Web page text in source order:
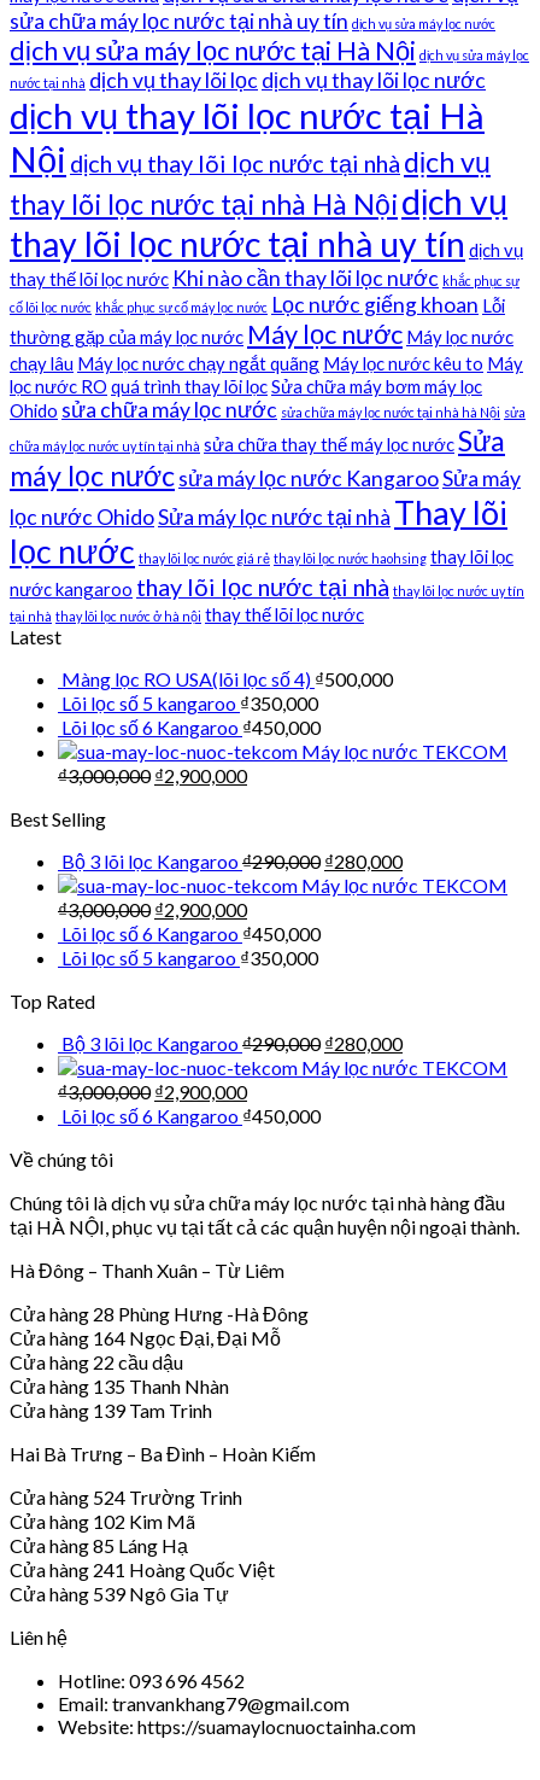
sửa chữa máy lọc nước tại nhà uy tín dịch vụ sửa máy lọc nước
dịch vụ sửa máy lọc nước tại Hà Nội dịch vụ sửa máy lọc
nước tại nhà dịch vụ thay lõi lọc dịch vụ thay lõi lọc nước
dịch vụ thay lõi lọc nước tại Hà
Nội dịch vụ thay lõi lọc nước tại nhà dịch vụ
thay lõi lọc nước tại nhà Hà Nộidịch vụ
thay lõi lọc nước tại nhà uy tín dịch vụ
thay thế lõi lọc nước Khi nào cần thay lõi lọc nước khắc phục sự
cố lõi lọc nước khắc phục sự cố máy lọc nước Lọc nước giếng khoan Lỗi
thường gặp của máy lọc nước Máy lọc nước Máy lọc nước
chạy lâu Máy lọc nước chạy ngắt quãng Máy lọc nước kêu to Máy
lọc nước RO quá trình thay lõi lọcSửa chữa máy bơm máy lọc
Ohido sửa chữa máy lọc nước sửa chữa máy lọc nước tại nhà hà Nội sửa
chữa máy lọc nước uy tín tại nhà sửa chữa thay thế máy lọc nướcSửa
máy lọc nướcsửa máy lọc nước KangarooSửa máy
lọc nước OhidoSửa máy lọc nước tại nhà Thay lõi
lọc nước thay lõi lọc nước giá rẻ thay lõi lọc nước haohsing thay lõi lọc
nước kangaroo thay lõi lọc nước tại nhà thay lõi lọc nước uy tín
tại nhà thay lõi lọc nước ở hà nội thay thế lõi lọc nước
Latest
Màng lọc RO USA(lõi lọc số 4) ₫500,000
Lõi lọc số 5 kangaroo ₫350,000
Lõi lọc số 6 Kangaroo ₫450,000
Máy lọc nước TEKCOM
₫3,000,000 ₫2,900,000
Best Selling
Bộ 3 lõi lọc Kangaroo₫290,000 ₫280,000
Máy lọc nước TEKCOM
₫3,000,000 ₫2,900,000
Lõi lọc số 6 Kangaroo ₫450,000
Lõi lọc số 5 kangaroo ₫350,000
Top Rated
Bộ 3 lõi lọc Kangaroo₫290,000 ₫280,000
Máy lọc nước TEKCOM
₫3,000,000 ₫2,900,000
Lõi lọc số 6 Kangaroo ₫450,000
Về chúng tôi
Chúng tôi là dịch vụ sửa chữa máy lọc nước tại nhà hàng đầu
tại HÀ NỘI, phục vụ tại tất cả các quận huyện nội ngoại thành.
Hà Đông – Thanh Xuân – Từ Liêm
Cửa hàng 28 Phùng Hưng -Hà Đông
Cửa hàng 164 Ngọc Đại, Đại Mỗ
Cửa hàng 22 cầu dậu
Cửa hàng 135 Thanh Nhàn
Cửa hàng 139 Tam Trinh
Hai Bà Trưng – Ba Đình – Hoàn Kiếm
Cửa hàng 524 Trường Trinh
Cửa hàng 102 Kim Mã
Cửa hàng 85 Láng Hạ
Cửa hàng 241 Hoàng Quốc Việt
Cửa hàng 539 Ngô Gia Tự
Liên hệ
Hotline: 093 696 4562
Email: tranvankhang79@gmail.com
Website: https://suamaylocnuoctainha.com